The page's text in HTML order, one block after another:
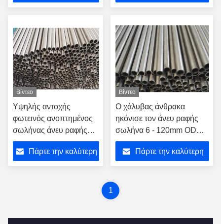
Βίντεο
Υψηλής αντοχής
φωτεινός ανοπτημένος
σωλήνας άνευ ραφής
DIN2391 για τα
πνευματικά μέρη
Πάρτε την καλύτερη
Βίντεο
Ο χάλυβας άνθρακα
ηκόνισε τον άνευ ραφής
σωλήνα 6 - 120mm OD
EN10305 με TUV την
πιστοποίηση
Πάρτε την καλύτερη
1